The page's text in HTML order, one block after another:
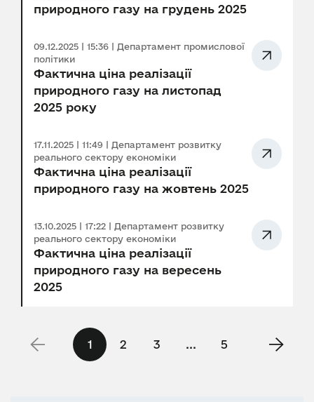
природного газу на грудень 2025
09.12.2025 | 15:36 | Департамент промислової
політики
Фактична ціна реалізації
природного газу на листопад
2025 року
17.11.2025 | 11:49 | Департамент розвитку
реального сектору економіки
Фактична ціна реалізації
природного газу на жовтень 2025
13.10.2025 | 17:22 | Департамент розвитку
реального сектору економіки
Фактична ціна реалізації
природного газу на вересень
2025
1 2 3 ... 5